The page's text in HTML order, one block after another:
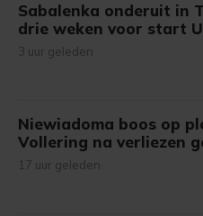
Sabalenka onderuit in
drie weken voor start
3 uur geleden
Niewiadoma boos op
Vollering na verliezen
17 uur geleden